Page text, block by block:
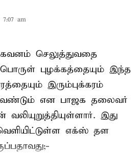
am
கவனம் செலுத்துவதை
புழக்கத்தையும் இந்த
இரும்புக்கரம்
என பாஜக தலைவர்
வலியுறுத்தியுள்ளார். இது
எக்ஸ் தள